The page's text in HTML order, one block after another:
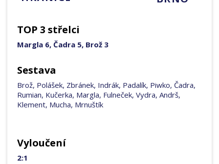
TOP 3 střelci
Margla 6, Čadra 5, Brož 3
Sestava
Brož, Polášek, Zbránek, Indrák, Padalík, Piwko, Čadra,
Rumian, Kučerka, Margla, Fulneček, Vydra, Andrš,
Klement, Mucha, Mrnuštík
Vyloučení
2:1